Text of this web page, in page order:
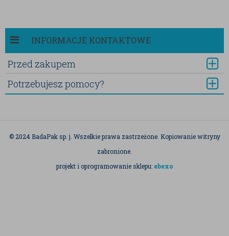
INFORMACJE KONTAKTOWE
Przed zakupem
Potrzebujesz pomocy?
© 2024 BadaPak sp. j. Wszelkie prawa zastrzeżone. Kopiowanie witryny
zabronione.
projekt i oprogramowanie sklepu: ebexo